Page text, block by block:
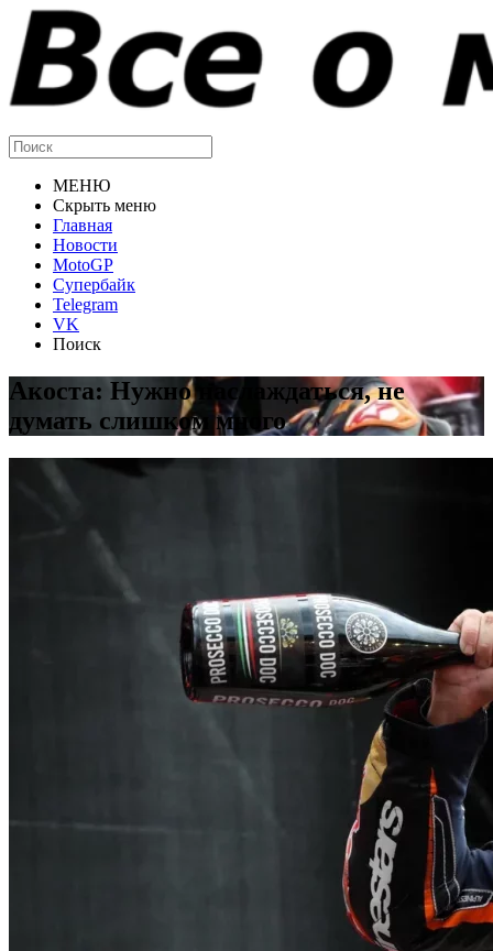
МЕНЮ
Скрыть меню
Главная
Новости
MotoGP
Супербайк
Telegram
VK
Поиск
Акоста: Нужно наслаждаться, не
думать слишком много